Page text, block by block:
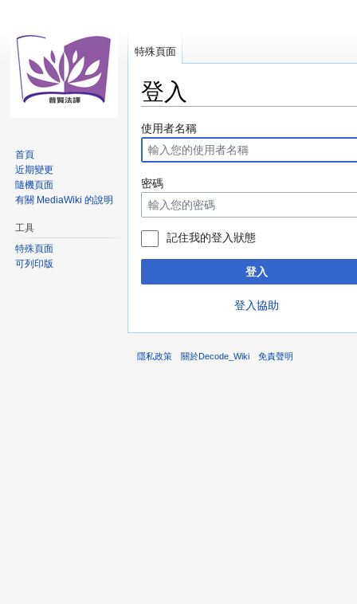
登入
跳
至
導
覽
跳
至
搜
尋
使用者名稱
密碼
記住我的登入狀態
登入
登入協助
特殊頁面
首頁
近期變更
隨機頁面
有關 MediaWiki 的說明
工具
特殊頁面
可列印版
隱私政策 關於Decode_Wiki 免責聲明